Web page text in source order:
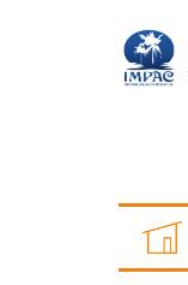
|
Return to